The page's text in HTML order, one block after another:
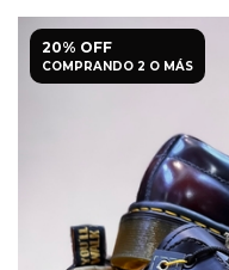
20% OFF
COMPRANDO 2 O MÁS